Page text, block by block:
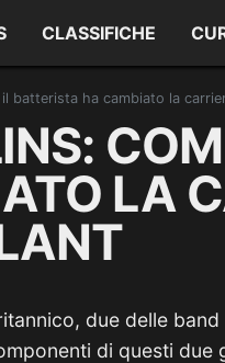
CLASSIFICHE
batterista ha cambiato la
LA
due delle
di questi